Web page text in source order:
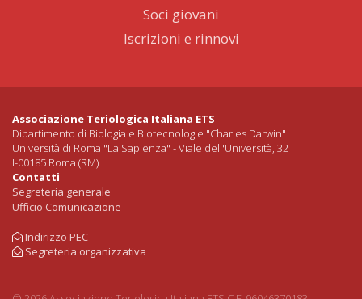
Soci giovani
Iscrizioni e rinnovi
Associazione Teriologica Italiana ETS
Dipartimento di Biologia e Biotecnologie "Charles Darwin"
Università di Roma "La Sapienza" - Viale dell'Università, 32
I-00185 Roma (RM)
Contatti
Segreteria generale
Ufficio Comunicazione
Indirizzo PEC
Segreteria organizzativa